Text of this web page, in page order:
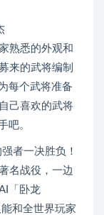
熟悉的外观和
来的武将编制
每个武将准备
己喜欢的武将
吧。
者一决胜负！
名战役，一边
「卧龙
和全世界玩家